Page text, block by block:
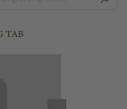
TAB